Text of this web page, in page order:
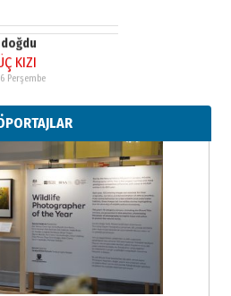
Sebahattin Şirin’e